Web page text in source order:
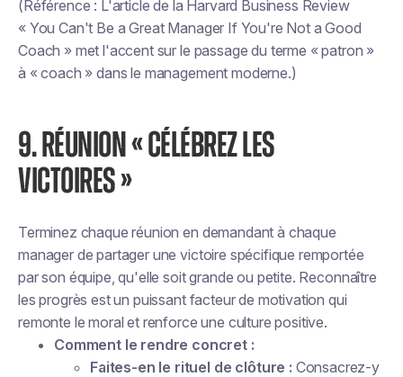
(Référence : L'article de la Harvard Business Review
« You Can't Be a Great Manager If You're Not a Good
Coach » met l'accent sur le passage du terme « patron »
à « coach » dans le management moderne.)
9. RÉUNION « CÉLÉBREZ LES
VICTOIRES »
Terminez chaque réunion en demandant à chaque
manager de partager une victoire spécifique remportée
par son équipe, qu'elle soit grande ou petite. Reconnaître
les progrès est un puissant facteur de motivation qui
remonte le moral et renforce une culture positive.
Comment le rendre concret :
Faites-en le rituel de clôture : Consacrez-y